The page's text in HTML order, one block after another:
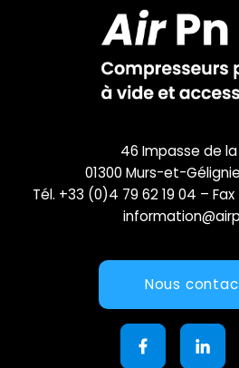
46 Impasse de la
01300 Murs-et-
Tél. +33 (0)4 79 62 19 04 –
Nous